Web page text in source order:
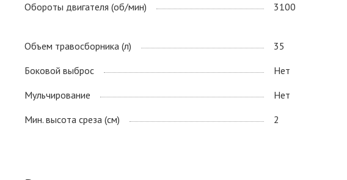
Обороты двигателя (об/мин)
3100
Объем травосборника (л) 35
Боковой выброс
Нет
Мульчирование
Нет
Мин. высота среза (см)
2